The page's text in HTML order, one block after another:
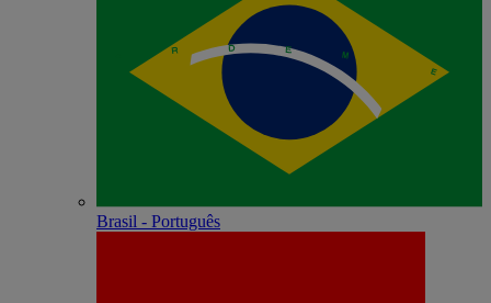
Brasil - Português